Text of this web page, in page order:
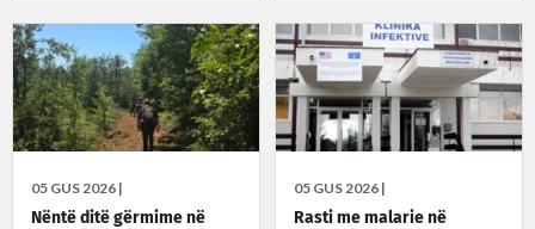
05 GUS 2026 |
Nëntë ditë gërmime në
05 GUS 2026 |
Rasti me malarie në